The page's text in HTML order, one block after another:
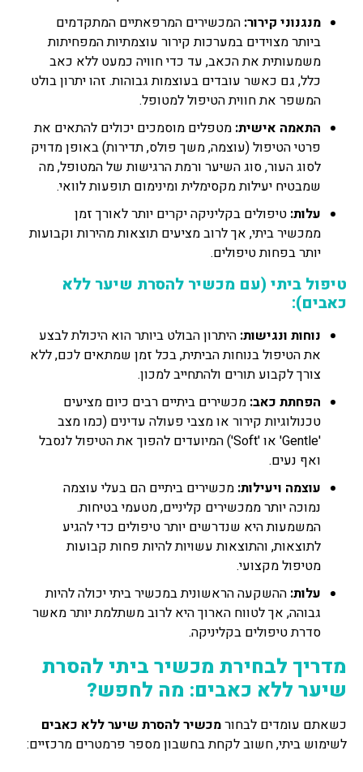
מנגנוני קירור: המכשירים המרפאתיים המתקדמים
ביותר מצוידים במערכות קירור עוצמתיות המפחיתות
משמעותית את הכאב, עד כדי חוויה כמעט ללא כאב
כלל, גם כאשר עובדים בעוצמות גבוהות. זהו יתרון בולט
המשפר את חווית הטיפול למטופל.
התאמה אישית: מטפלים מוסמכים יכולים להתאים את
פרטי הטיפול (עוצמה, משך פולס, תדירות) באופן מדויק
לסוג העור, סוג השיער ורמת הרגישות של המטופל, מה
שמבטיח יעילות מקסימלית ומינימום תופעות לוואי.
עלות: טיפולים בקליניקה יקרים יותר לאורך זמן
ממכשיר ביתי, אך לרוב מציעים תוצאות מהירות וקבועות
יותר בפחות טיפולים.
טיפול ביתי (עם מכשיר להסרת שיער ללא
כאבים):
נוחות ונגישות: היתרון הבולט ביותר הוא היכולת לבצע
את הטיפול בנוחות הביתית, בכל זמן שמתאים לכם, ללא
צורך לקבוע תורים ולהתחייב למכון.
הפחתת כאב: מכשירים ביתיים רבים כיום מציעים
טכנולוגיות קירור או מצבי פעולה עדינים (כמו מצב
'Gentle' או 'Soft') המיועדים להפוך את הטיפול לנסבל
ואף נעים.
עוצמה ויעילות: מכשירים ביתיים הם בעלי עוצמה
נמוכה יותר ממכשירים קליניים, מטעמי בטיחות.
המשמעות היא שנדרשים יותר טיפולים כדי להגיע
לתוצאות, והתוצאות עשויות להיות פחות קבועות
מטיפול מקצועי.
עלות: ההשקעה הראשונית במכשיר ביתי יכולה להיות
גבוהה, אך לטווח הארוך היא לרוב משתלמת יותר מאשר
סדרת טיפולים בקליניקה.
מדריך לבחירת מכשיר ביתי להסרת
שיער ללא כאבים: מה לחפש?
כשאתם עומדים לבחורמכשיר להסרת שיער ללא כאבים
לשימוש ביתי, חשוב לקחת בחשבון מספר פרמטרים מרכזיים: